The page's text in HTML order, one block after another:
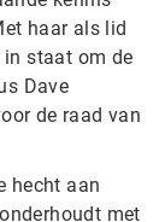
haar als lid
staat om de
Dave
de raad van
hecht aan
met